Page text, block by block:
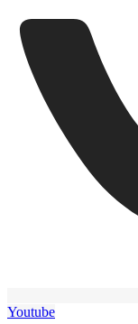
Youtube